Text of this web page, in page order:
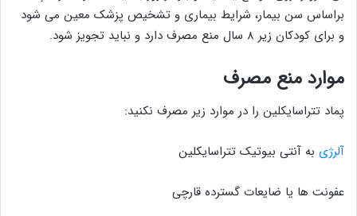
براساس سن بیمار، شرایط بیماری و تشخیص پزشک معین می شود
و برای کودکان زیر ۸ سال منع مصرف دارد و نباید تجویز شود.
موارد منع مصرف
پماد تتراسایکلین را در موارد زیر مصرف نکنید:
آلرژی به آنتی بیوتیک تتراسایکلین
عفونت ها یا ضایعات گسترده قارچی